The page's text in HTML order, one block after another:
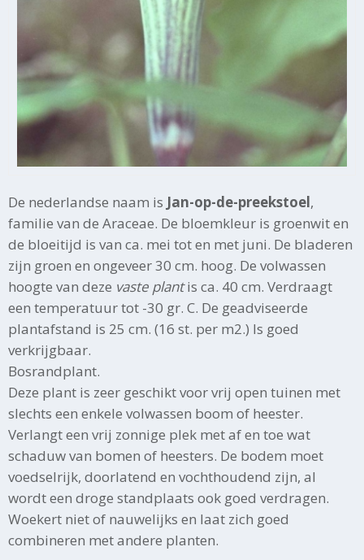
De nederlandse naam is Jan-op-de-preekstoel,
familie van de Araceae. De bloemkleur is groenwit en
de bloeitijd is van ca. mei tot en met juni. De bladeren
zijn groen en ongeveer 30 cm. hoog. De volwassen
hoogte van deze vaste plantis ca. 40 cm. Verdraagt
een temperatuur tot -30 gr. C. De geadviseerde
plantafstand is 25 cm. (16 st. per m2.) Is goed
verkrijgbaar.
Bosrandplant.
Deze plant is zeer geschikt voor vrij open tuinen met
slechts een enkele volwassen boom of heester.
Verlangt een vrij zonnige plek met af en toe wat
schaduw van bomen of heesters. De bodem moet
voedselrijk, doorlatend en vochthoudend zijn, al
wordt een droge standplaats ook goed verdragen.
Woekert niet of nauwelijks en laat zich goed
combineren met andere planten.